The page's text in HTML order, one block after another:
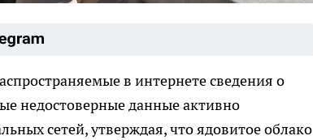
в интернете сведения о
недостоверные данные активно
сетей, утверждая, что ядовитое облако